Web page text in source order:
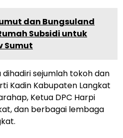
dan Bungsuland
Subsidi untuk
Sumut
dihadiri sejumlah tokoh dan
Kadin Kabupaten Langkat
Ketua DPC Harpi
dan berbagai lembaga